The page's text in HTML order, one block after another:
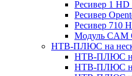
Ресивер 1 HD
Ресивер
Ресивер 710
Модуль CAM
НТВ-ПЛЮС на
НТВ-ПЛЮС
НТВ-ПЛЮС